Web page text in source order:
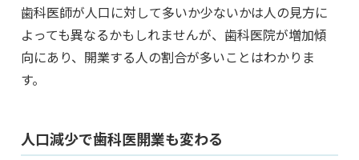
歯科医師が人口に対して多いか少ないかは人の見方に
よっても異なるかもしれませんが、歯科医院が増加傾
向にあり、開業する人の割合が多いことはわかりま
す。
人口減少で歯科医開業も変わる